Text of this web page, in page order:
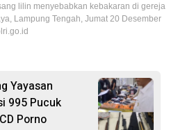
lilin menyebabkan kebakaran di gereja
Lampung Tengah, Jumat 20 Desember
Yayasan
995 Pucuk
Porno